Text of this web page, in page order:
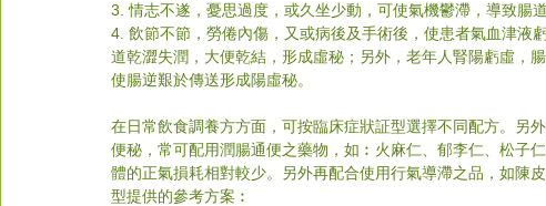
3. 情志不遂，憂思過度，或久坐少動，可使氣機鬱滯，導致腸
4. 飲節不節，勞倦內傷，又或病後及手術後，使患者氣血津液
道乾澀失潤，大便乾結，形成虛秘；另外，老年人腎陽虧虛，
使腸逆艱於傳送形成陽虛秘。
在日常飲食調養方方面，可按臨床症狀証型選擇不同配方。另
便秘，常可配用潤腸通便之藥物，如︰火麻仁、郁李仁、松子
體的正氣損耗相對較少。另外再配合使用行氣導滯之品，如陳
型提供的參考方案︰